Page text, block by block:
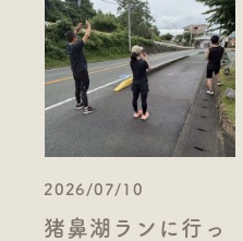
2026/07/10
猪鼻湖ランに行っ